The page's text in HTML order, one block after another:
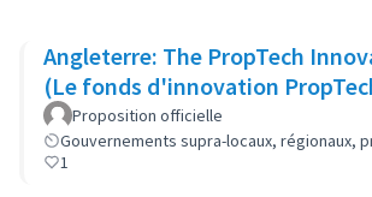
Angleterre: The PropTech
(Le fonds d'innovation
Proposition officielle
Gouvernements supra-locaux, régionaux,
1